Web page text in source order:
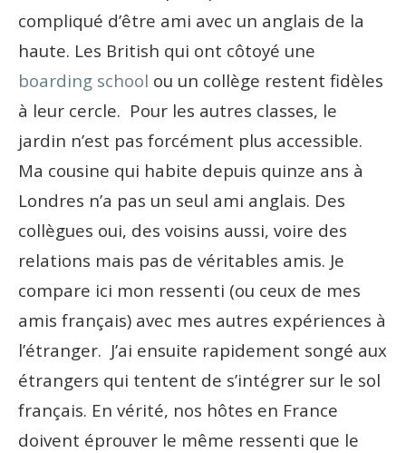
compliqué d’être ami avec un anglais de la
haute. Les British qui ont côtoyé une
boarding school ou un collège restent fidèles
à leur cercle. Pour les autres classes, le
jardin n’est pas forcément plus accessible.
Ma cousine qui habite depuis quinze ans à
Londres n’a pas un seul ami anglais. Des
collègues oui, des voisins aussi, voire des
relations mais pas de véritables amis. Je
compare ici mon ressenti (ou ceux de mes
amis français) avec mes autres expériences à
l’étranger. J’ai ensuite rapidement songé aux
étrangers qui tentent de s’intégrer sur le sol
français. En vérité, nos hôtes en France
doivent éprouver le même ressenti que le